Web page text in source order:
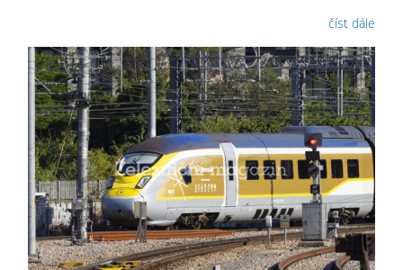
číst dále